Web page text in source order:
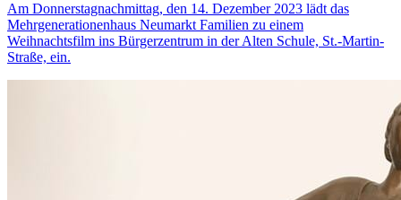
Am Donnerstagnachmittag, den 14. Dezember 2023 lädt das
Mehrgenerationenhaus Neumarkt Familien zu einem
Weihnachtsfilm ins Bürgerzentrum in der Alten Schule, St.-Martin-
Straße, ein.